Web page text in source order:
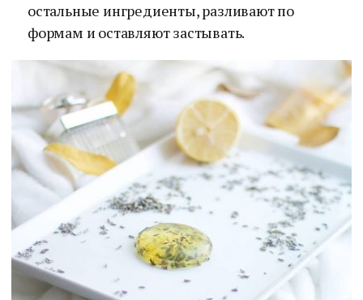
остальные ингредиенты, разливают по
формам и оставляют застывать.